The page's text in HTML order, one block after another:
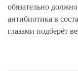
обязательно
антибиотика в
глазами подберёт